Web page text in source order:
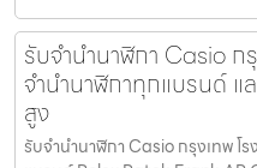
รับจํานํานาฬิกา Casio ก
จำนำนาฬิกาทุกแบรนด์ แ
สูง
รับจํานํานาฬิกา Casio กรุงเทพ โ